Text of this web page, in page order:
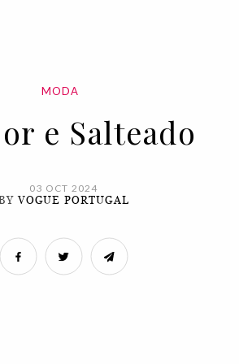
MODA
e Salteado
03 OCT 2024
VOGUE PORTUGAL